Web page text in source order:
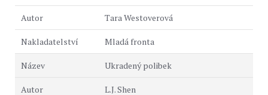
Tara Westoverová
Mladá fronta
Ukradený polibek
L.J. Shen